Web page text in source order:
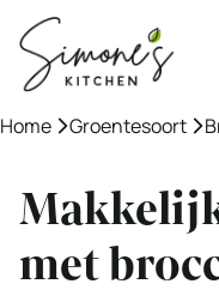
naar
inhoud
Home »Groentesoort »
met